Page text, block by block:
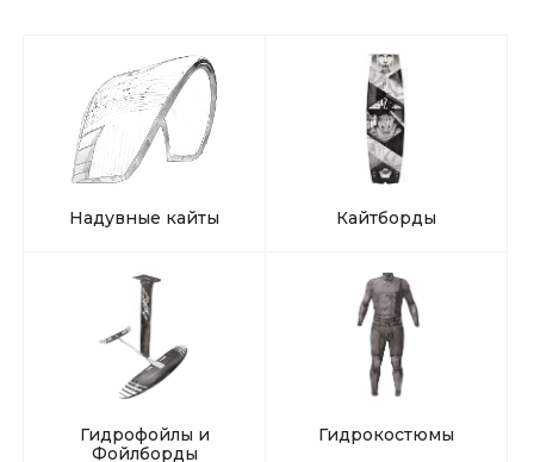
Надувные кайты Кайтборды
Гидрофойлы и
Фойлборды
Гидрокостюмы